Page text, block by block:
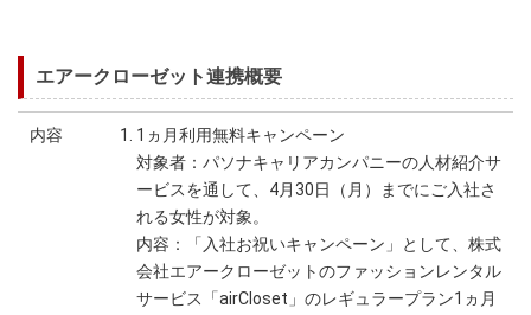
エアークローゼット連携概要
内容
1ヵ月利用無料キャンペーン
対象者：パソナキャリアカンパニーの人材紹介サ
ービスを通して、4月30日（月）までにご入社さ
れる女性が対象。
内容：「入社お祝いキャンペーン」として、株式
会社エアークローゼットのファッションレンタル
サービス「airCloset」のレギュラープラン1ヵ月